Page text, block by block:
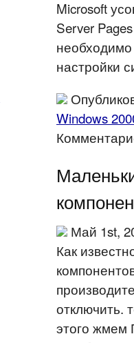
Microsoft
Server
настройки
Windows
Май 1st,
Как
отключить.
этого